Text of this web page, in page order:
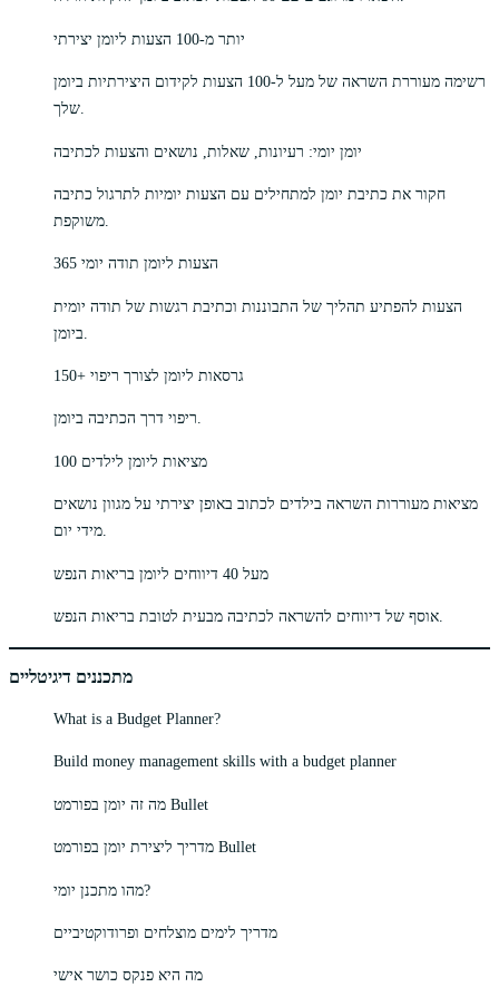
יותר מ-100 הצעות ליומן יצירתי
רשימה מעוררת השראה של מעל ל-100 הצעות לקידום היצירתיות ביומן
יומן יומי: רעיונות, שאלות, נושאים והצעות לכתיבה
חקור את כתיבת יומן למתחילים עם הצעות יומיות לתרגול כתיבה
365 הצעות ליומן תודה יומי
הצעות להפתיע תהליך של התבוננות וכתיבת רגשות של תודה יומית
150+ גרסאות ליומן לצורך ריפוי
ריפוי דרך הכתיבה ביומן.
100 מציאות ליומן לילדים
מציאות מעוררות השראה בילדים לכתוב באופן יצירתי על מגוון נושאים
מידי יום.
מעל 40 דיווחים ליומן בריאות הנפש
מתכננים דיגיטליים
What is a Budget Planner?
Build money management skills with a budget planner
מה זה יומן בפורמט Bullet
מדריך ליצירת יומן בפורמט Bullet
מהו מתכנן יומי?
מדריך לימים מוצלחים ופרודוקטיביים
מה היא פנקס כושר אישי